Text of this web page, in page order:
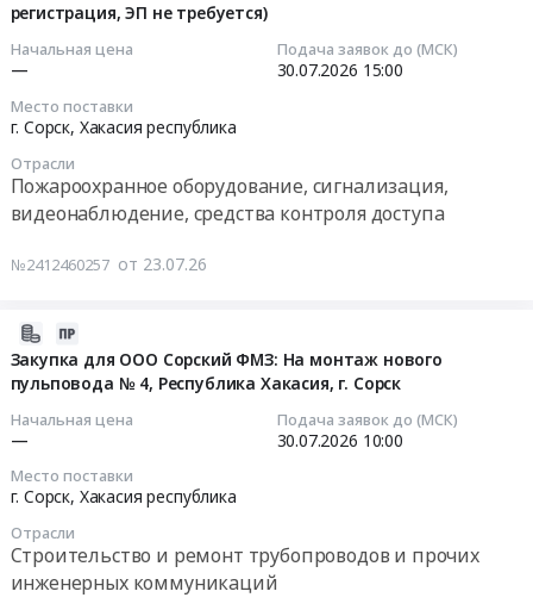
регистрация, ЭП не требуется)
Начальная цена
—
Подача заявок до (МСК)
30.07.2026 15:00
Место поставки
г. Сорск, Хакасия республика
Отрасли
Пожароохранное оборудование, сигнализация,
видеонаблюдение, средства контроля доступа
№2412460257 от 23.07.26
Закупка для ООО Сорский ФМЗ: На монтаж нового
пульповода № 4, Республика Хакасия, г. Сорск
Начальная цена
—
Подача заявок до (МСК)
30.07.2026 10:00
Место поставки
г. Сорск, Хакасия республика
Отрасли
Строительство и ремонт трубопроводов и прочих
инженерных коммуникаций